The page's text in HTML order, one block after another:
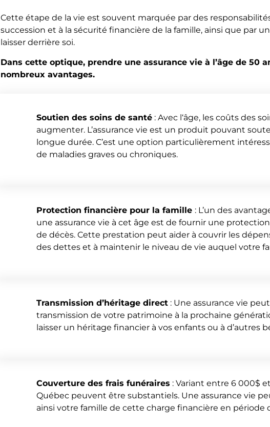
Cette étape de la vie est souvent marquée par des
succession et à la sécurité financière de la famille, ainsi que par
laisser derrière soi.
Dans cette optique, prendre une assurance vie à l’âge de 50
nombreux avantages.
Soutien des soins de santé : Avec l‘âge, les coûts des
augmenter. L’assurance vie est un produit pouvant
longue durée. C’est une option particulièrement
de maladies graves ou chroniques.
Protection financière pour la famille : L’un des
une assurance vie à cet âge est de fournir une
de décès. Cette prestation peut aider à couvrir les
des dettes et à maintenir le niveau de vie auquel votre
Transmission d’héritage direct : Une assurance vie
transmission de votre patrimoine à la prochaine
laisser un héritage financier à vos enfants ou à d’autres
Couverture des frais funéraires : Variant entre 6 000$
Québec peuvent être substantiels. Une assurance vie
ainsi votre famille de cette charge financière en période